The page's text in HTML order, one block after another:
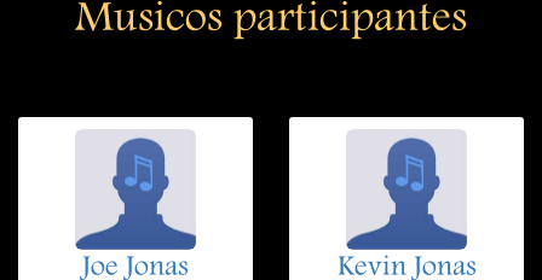
Musicos participantes
Joe Jonas Kevin Jonas